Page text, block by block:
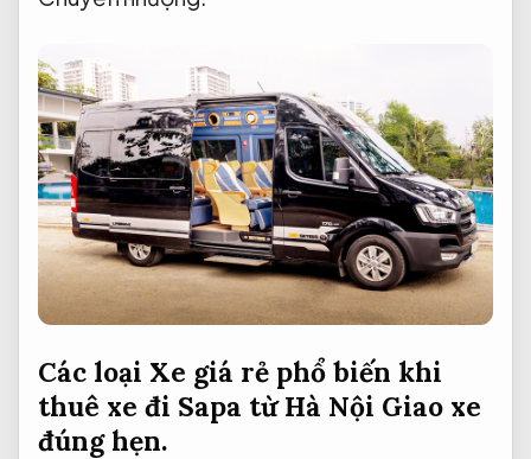
Các loại Xe giá rẻ phổ biến khi
thuê xe đi Sapa từ Hà Nội Giao xe
đúng hẹn.